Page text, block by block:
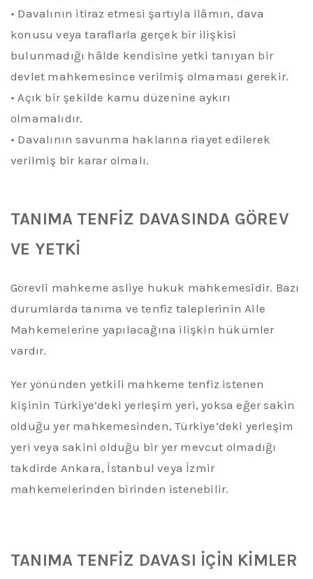
• Davalının itiraz etmesi şartıyla ilâmın, dava
konusu veya taraflarla gerçek bir ilişkisi
bulunmadığı hâlde kendisine yetki tanıyan bir
devlet mahkemesince verilmiş olmaması gerekir.
• Açık bir şekilde kamu düzenine aykırı
olmamalıdır.
• Davalının savunma haklarına riayet edilerek
verilmiş bir karar olmalı.
TANIMA TENFİZ DAVASINDA GÖREV
VE YETKİ
Görevli mahkeme asliye hukuk mahkemesidir. Bazı
durumlarda tanıma ve tenfiz taleplerinin Aile
Mahkemelerine yapılacağına ilişkin hükümler
vardır.
Yer yönünden yetkili mahkeme tenfiz istenen
kişinin Türkiye’deki yerleşim yeri, yoksa eğer sakin
olduğu yer mahkemesinden, Türkiye’deki yerleşim
yeri veya sakini olduğu bir yer mevcut olmadığı
takdirde Ankara, İstanbul veya İzmir
mahkemelerinden birinden istenebilir.
TANIMA TENFİZ DAVASI İÇİN KİMLER